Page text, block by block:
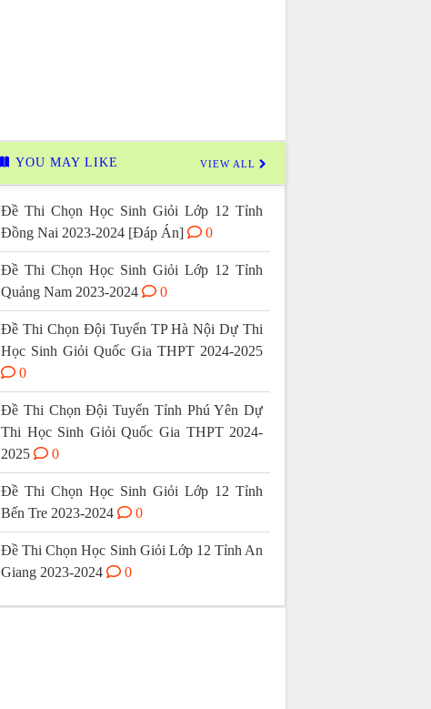
YOU MAY LIKE VIEW ALL
Đề Thi Chọn Học Sinh Giỏi Lớp 12 Tỉnh
Đồng Nai 2023-2024 [Đáp Án]
0
Đề Thi Chọn Học Sinh Giỏi Lớp 12 Tỉnh
Quảng Nam 2023-2024
0
Đề Thi Chọn Đội Tuyển TP Hà Nội Dự Thi
Học Sinh Giỏi Quốc Gia THPT 2024-2025
0
Đề Thi Chọn Đội Tuyển Tỉnh Phú Yên Dự
Thi Học Sinh Giỏi Quốc Gia THPT 2024-
2025
0
Đề Thi Chọn Học Sinh Giỏi Lớp 12 Tỉnh
Bến Tre 2023-2024
0
Đề Thi Chọn Học Sinh Giỏi Lớp 12 Tỉnh An
Giang 2023-2024
0